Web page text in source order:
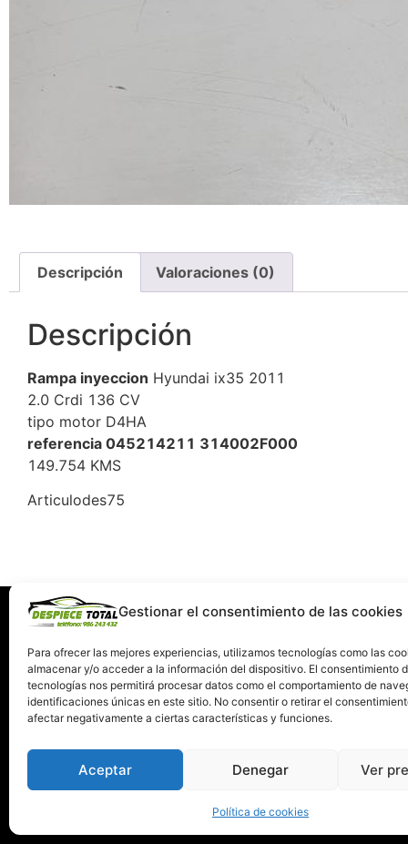
Gestionar el consentimiento de las cookies
Para ofrecer las mejores experiencias, utilizamos tecnologías como las
almacenar y/o acceder a la información del dispositivo. El consentimiento
tecnologías nos permitirá procesar datos como el comportamiento de
identificaciones únicas en este sitio. No consentir o retirar el
afectar negativamente a ciertas características y funciones.
Aceptar Denegar Ver
Política de cookies
Descripción Valoraciones (0)
Descripción
Rampa inyeccion Hyundai ix35 2011
2.0 Crdi 136 CV
tipo motor D4HA
referencia 045214211 314002F000
149.754 KMS
Articulodes75
Información
Quiénes somos
Condiciones de devolución y garantía
Política de Privacidad
Términos y Condiciones de Uso